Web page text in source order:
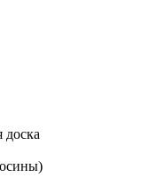
доска